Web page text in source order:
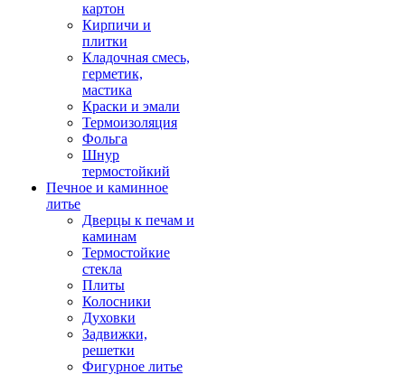
картон
Кирпичи и
плитки
Кладочная смесь,
герметик,
мастика
Краски и эмали
Термоизоляция
Фольга
Шнур
термостойкий
Печное и каминное
литье
Дверцы к печам и
каминам
Термостойкие
стекла
Плиты
Колосники
Духовки
Задвижки,
решетки
Фигурное литье